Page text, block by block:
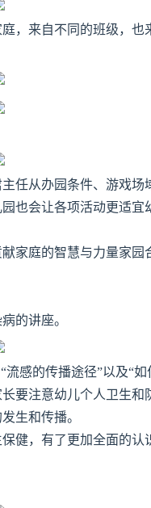
，来自不同的班级，也
任从办园条件、游戏场
也会让各项活动更适宜
家庭的智慧与力量家
的讲座。
感的传播途径”以及“
要注意幼儿个人卫生和
生和传播。
健，有了更加全面的认